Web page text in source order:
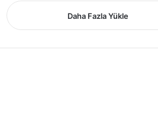
Daha Fazla Yükle